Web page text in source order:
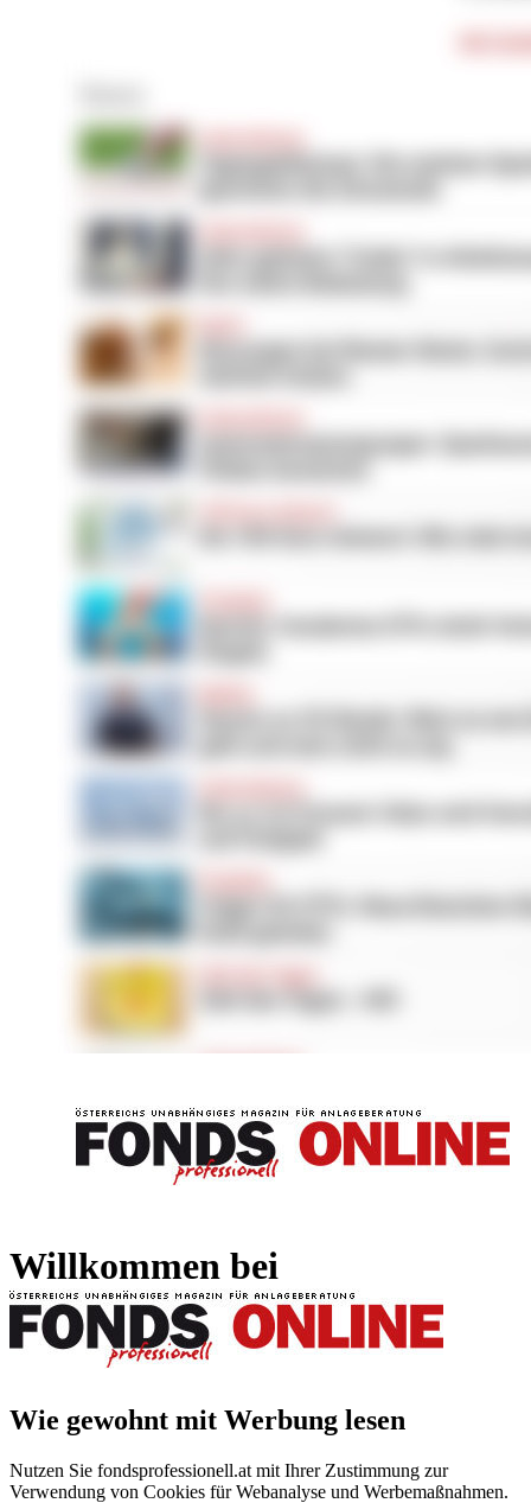
Willkommen bei
Wie gewohnt mit Werbung lesen
Nutzen Sie fondsprofessionell.at mit Ihrer Zustimmung zur
Verwendung von Cookies für Webanalyse und Werbemaßnahmen.